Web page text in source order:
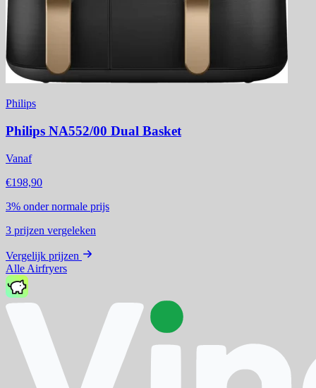
Philips
Philips NA552/00 Dual Basket
Vanaf
€198,90
3% onder normale prijs
3 prijzen vergeleken
Vergelijk prijzen
Alle Airfryers